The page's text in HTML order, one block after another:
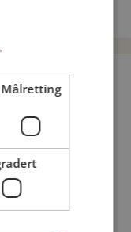
Kvinne
Målretting